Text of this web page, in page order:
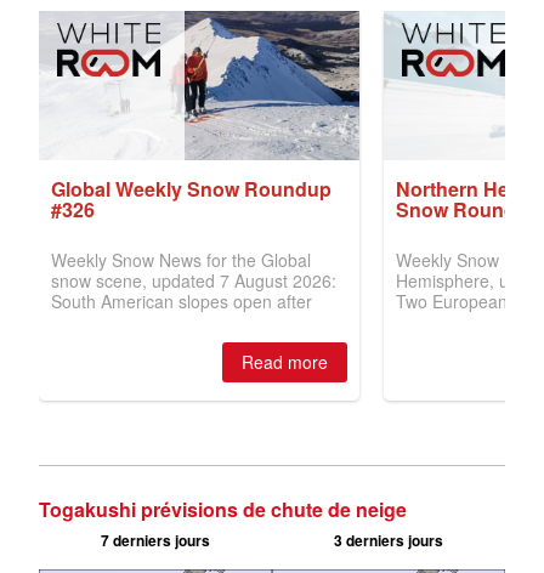
Togakushi prévisions de chute de neige
7 derniers jours 3 derniers jours